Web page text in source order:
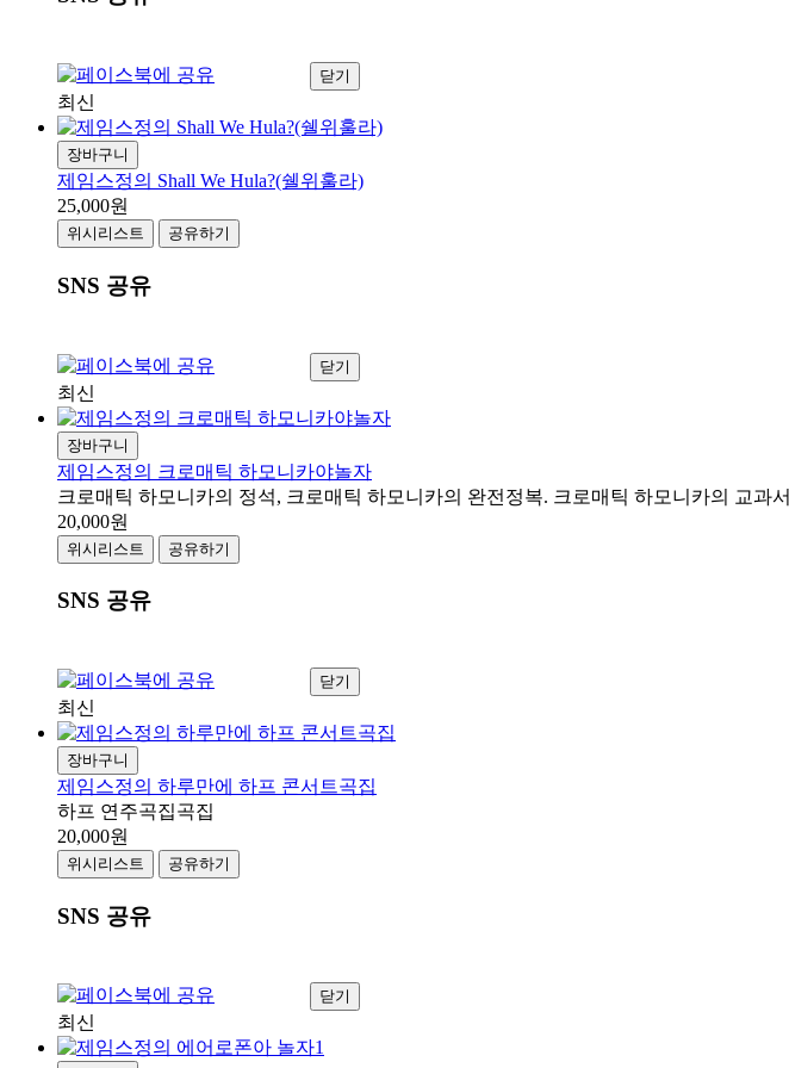
닫기
최신
장바구니
제임스정의 Shall We Hula?(쉘위훌라)
25,000원
위시리스트 공유하기
SNS 공유
닫기
최신
장바구니
제임스정의 크로매틱 하모니카야놀자
크로매틱 하모니카의 정석, 크로매틱 하모니카의 완전정복. 크로매틱 하모니카의 교과서
20,000원
위시리스트 공유하기
SNS 공유
닫기
최신
장바구니
제임스정의 하루만에 하프 콘서트곡집
하프 연주곡집곡집
20,000원
위시리스트 공유하기
SNS 공유
닫기
최신